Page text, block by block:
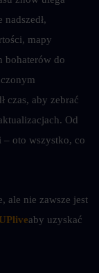
mapy
bohaterów do
czas, aby zebrać
Od
oto wszystko, co
ale nie zawsze jest
aby uzyskać